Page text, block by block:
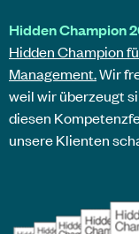
Hidden Champion
Hidden Champion
Management.Wir
weil wir überzeugt
diesen
unsere Klienten